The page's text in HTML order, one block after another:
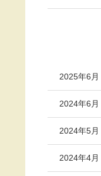
2025年6月
2024年6月
2024年5月
2024年4月